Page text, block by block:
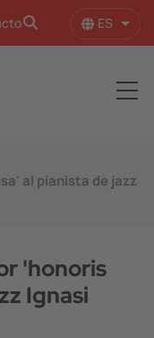
ES
al pianista de jazz
'honoris
Ignasi